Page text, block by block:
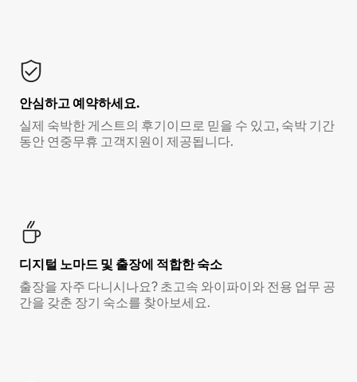
안심하고 예약하세요.
실제 숙박한 게스트의 후기이므로 믿을 수 있고, 숙박 기간
동안 연중무휴 고객지원이 제공됩니다.
디지털 노마드 및 출장에 적합한 숙소
출장을 자주 다니시나요? 초고속 와이파이와 전용 업무 공
간을 갖춘 장기 숙소를 찾아보세요.